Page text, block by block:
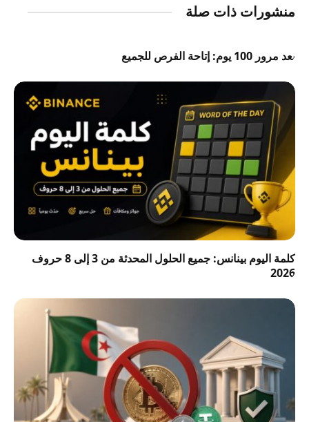
منشورات ذات صلة
بعد مرور 100 يوم: إتاحة الفرص للجميع
كلمة اليوم بينانس: جميع الحلول المحدثة من 3 إلى 8 حروف
2026